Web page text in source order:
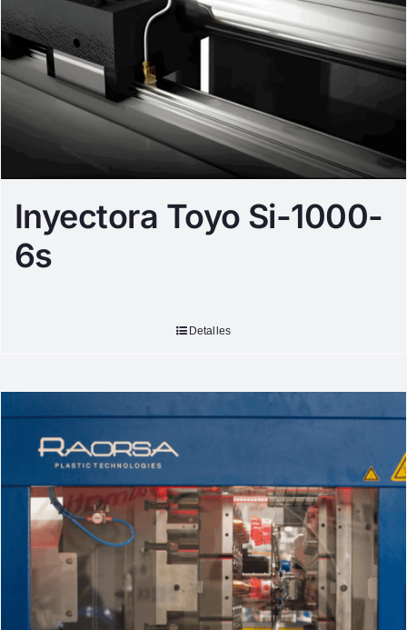
Inyectora Toyo Si-1000-
6s
Detalles